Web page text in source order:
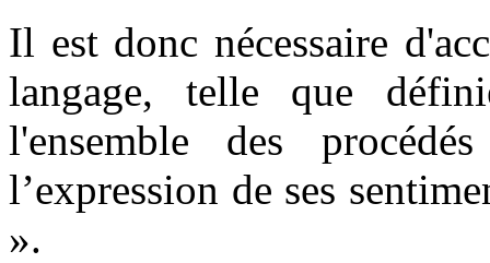
Il est donc nécessaire
langage, telle que
l'ensemble des
l’expression de ses
».